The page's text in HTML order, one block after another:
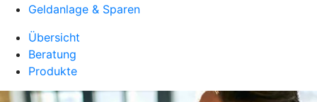
Geldanlage & Sparen
Übersicht
Beratung
Produkte